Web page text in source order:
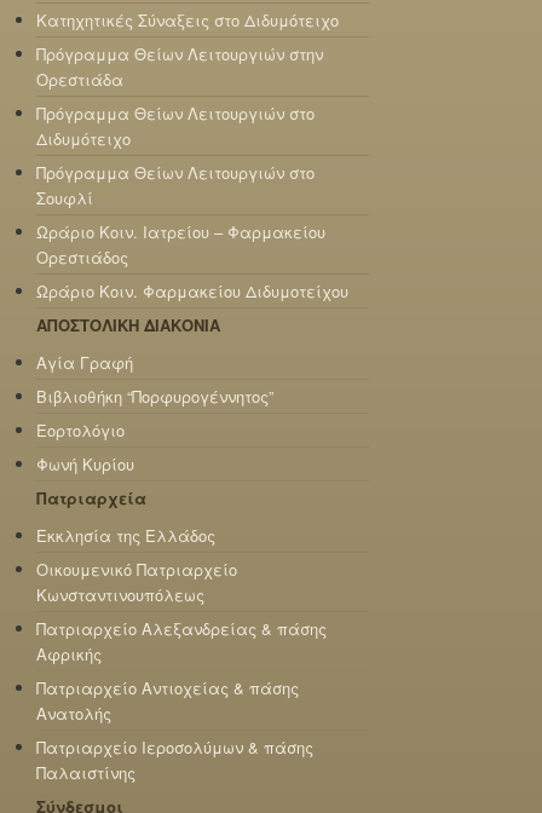
Κατηχητικές Σύναξεις στο Διδυμότειχο
Πρόγραμμα Θείων Λειτουργιών στην
Ορεστιάδα
Πρόγραμμα Θείων Λειτουργιών στο
Διδυμότειχο
Πρόγραμμα Θείων Λειτουργιών στο
Σουφλί
Ωράριο Κοιν. Ιατρείου – Φαρμακείου
Ορεστιάδος
Ωράριο Κοιν. Φαρμακείου Διδυμοτείχου
ΑΠΟΣΤΟΛΙΚΗ ΔΙΑΚΟΝΙΑ
Αγία Γραφή
Βιβλιοθήκη “Πορφυρογέννητος”
Εορτολόγιο
Φωνή Κυρίου
Πατριαρχεία
Εκκλησία της Ελλάδος
Οικουμενικό Πατριαρχείο
Κωνσταντινουπόλεως
Πατριαρχείο Αλεξανδρείας & πάσης
Αφρικής
Πατριαρχείο Αντιοχείας & πάσης
Ανατολής
Πατριαρχείο Ιεροσολύμων & πάσης
Παλαιστίνης
Σύνδεσμοι